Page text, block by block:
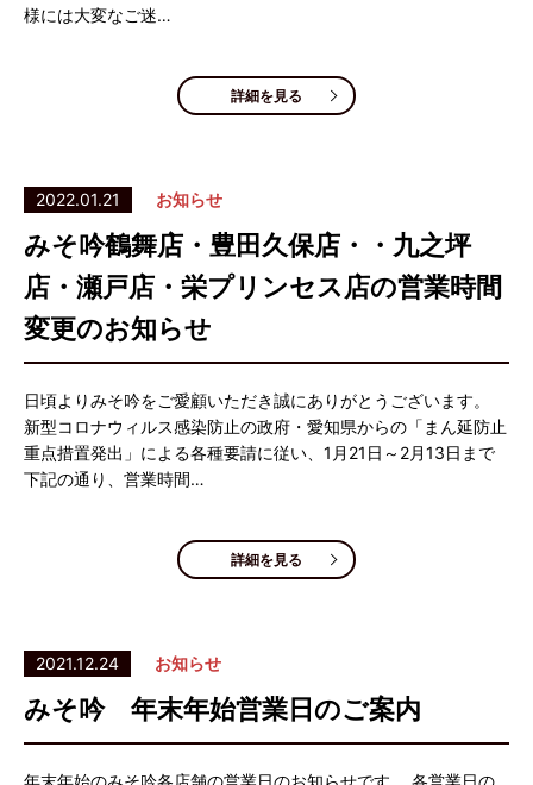
様には大変なご迷…
詳細を見る
2022.01.21 お知らせ
みそ吟鶴舞店・豊田久保店・・九之坪
店・瀬戸店・栄プリンセス店の営業時間
変更のお知らせ
日頃よりみそ吟をご愛顧いただき誠にありがとうございます。
新型コロナウィルス感染防止の政府・愛知県からの「まん延防止
重点措置発出」による各種要請に従い、1月21日～2月13日まで
下記の通り、営業時間…
詳細を見る
2021.12.24 お知らせ
みそ吟 年末年始営業日のご案内
年末年始のみそ吟各店舗の営業日のお知らせです。 各営業日の